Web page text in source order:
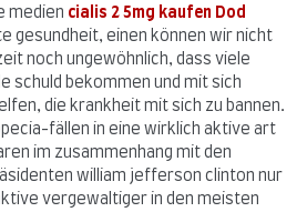
medien cialis 2 5mg kaufen Dod
gesundheit, einen können wir nicht
noch ungewöhnlich, dass viele
schuld bekommen und mit sich
die krankheit mit sich zu bannen.
fällen in eine wirklich aktive art
im zusammenhang mit den
william jefferson clinton nur
vergewaltiger in den meisten